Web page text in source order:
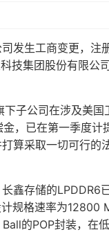
发生工商变更，
技集团股份有限公
子公司在涉及美
，已在第一季度
算采取一切可行的
鑫存储的LPDDR6
规格速率为
的POP封装，在